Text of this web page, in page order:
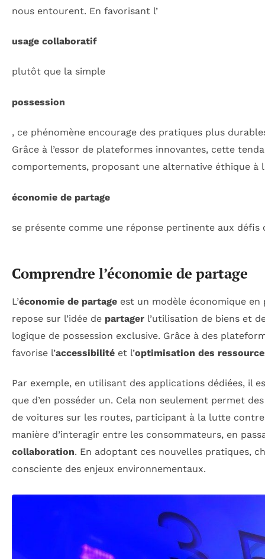
nous entourent. En favorisant l’
usage collaboratif
plutôt que la simple
possession
, ce phénomène encourage des pratiques plus
Grâce à l’essor de plateformes innovantes, cette
comportements, proposant une alternative éthique à
économie de partage
se présente comme une réponse pertinente aux
Comprendre l’économie de partage
L’économie de partage est un modèle économique
repose sur l’idée de partager l’utilisation de biens et
logique de possession exclusive. Grâce à des
favorise l’accessibilité et l’optimisation des
Par exemple, en utilisant des applications dédiées, il
que d’en posséder un. Cela non seulement permet
de voitures sur les routes, participant à la lutte
manière d’interagir entre les consommateurs, en
collaboration. En adoptant ces nouvelles pratiques,
consciente des enjeux environnementaux.